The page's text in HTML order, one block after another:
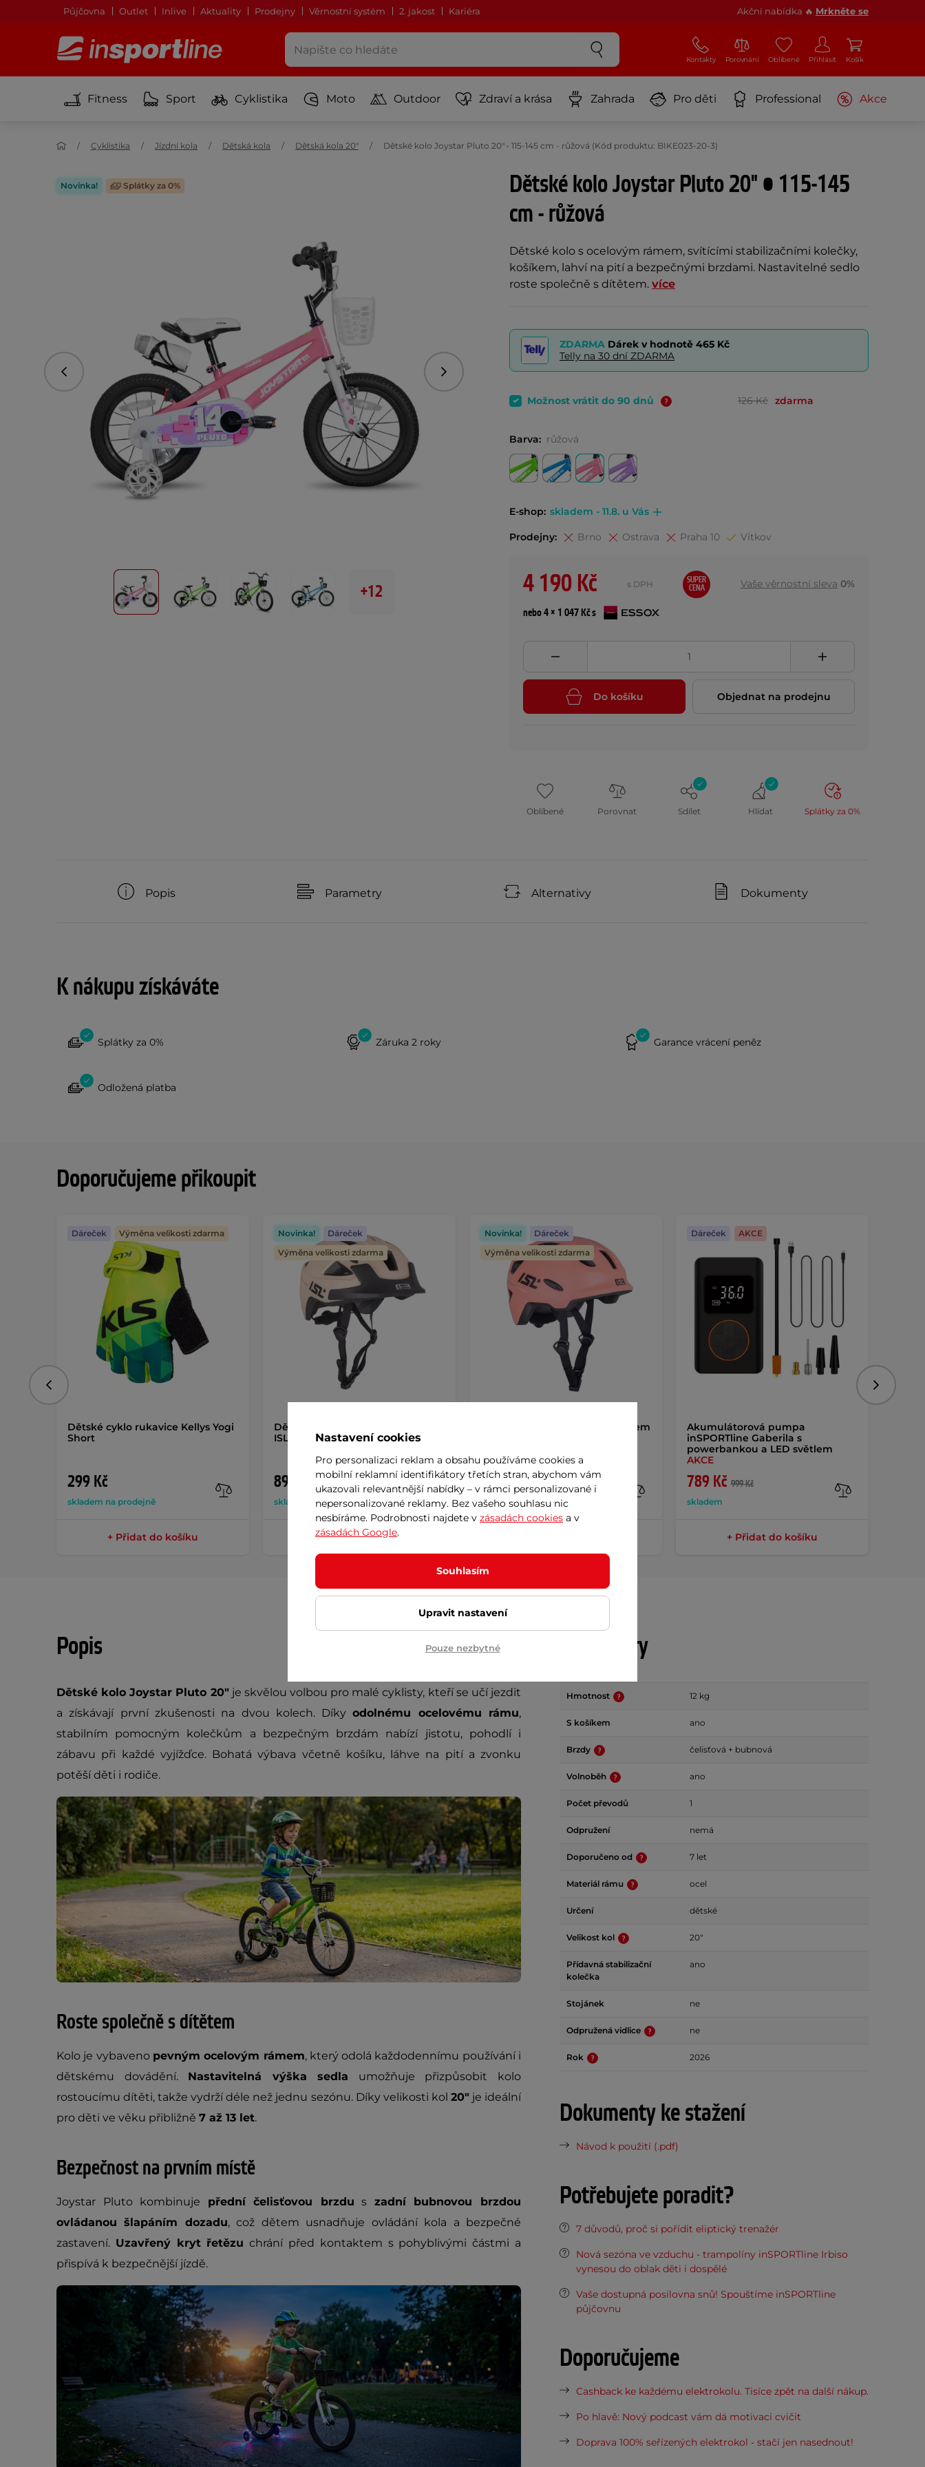
Půjčovna Outlet Inlive Aktuality Prodejny Věrnostní systém 2. jakost Kariéra Akční nabídka 🔥 Mrkněte se
Kontakty Porovnání Oblíbené Přihlásit Košík
Fitness Sport Cyklistika Moto Outdoor Zdraví a krása Zahrada Pro děti Professional Akce
Cyklistika Jízdní kola Dětská kola Dětská kola 20" Dětské kolo Joystar Pluto 20" • 115-145 cm - růžová (Kód produktu: BIKE023-20-3)
Dětské kolo Joystar Pluto 20" • 115-145
cm - růžová
Dětské kolo s ocelovým rámem, svítícími stabilizačními kolečky,
košíkem, lahví na pití a bezpečnými brzdami. Nastavitelné sedlo
roste společně s dítětem. více
Novinka! Splátky za 0%
Předchozí Následující
+12
ZDARMA Dárek v hodnotě 465 Kč
Telly na 30 dní ZDARMA
Možnost vrátit do 90 dnů 126 Kč zdarma
Barva: růžová
E-shop: skladem - 11.8. u Vás
Prodejny: Brno Ostrava Praha 10 Vítkov
4 190 Kč s DPH
SUPER
CENA
Vaše věrnostní sleva 0%
nebo 4 × 1 047 Kč s
Do košíku Objednat na prodejnu
Oblíbené Porovnat Sdílet Hlídat Splátky za 0%
Popis Parametry Alternativy Dokumenty
K nákupu získáváte
Splátky za 0% Záruka 2 roky Garance vrácení peněz
Odložená platba
Doporučujeme přikoupit
Dětské cyklo rukavice Kellys Yogi
Short
299 Kč
skladem na prodejně
Dáreček Výměna velikosti zdarma
+ Přidat do košíku
Dětská cyklo přilba s LED světlem
ISL Lumiro
890 Kč
skladem
Novinka!
Dáreček
Výměna velikosti zdarma
+ Přidat do košíku
Dětská cyklo přilba s LED světlem
849 Kč
skladem
Novinka!
Dáreček
Výměna velikosti zdarma
Akumulátorová pumpa
inSPORTline Gaberila s
powerbankou a LED světlem
AKCE
789 Kč 999 Kč
skladem
Dáreček AKCE
+ Přidat do košíku
Předchozí
Popis
Dětské kolo Joystar Pluto 20" je skvělou volbou pro malé cyklisty, kteří se učí jezdit
a získávají první zkušenosti na dvou kolech. Díkyodolnému ocelovému rámu,
stabilním pomocným kolečkům a bezpečným brzdám nabízí jistotu, pohodlí i
zábavu při každé vyjížďce. Bohatá výbava včetně košíku, láhve na pití a zvonku
potěší děti i rodiče.
Roste společně s dítětem
Kolo je vybaveno pevným ocelovým rámem, který odolá každodennímu používání i
dětskému dovádění. Nastavitelná výška sedla umožňuje přizpůsobit kolo
rostoucímu dítěti, takže vydrží déle než jednu sezónu. Díky velikosti kol 20" je ideální
pro děti ve věku přibližně 7 až 13 let.
Bezpečnost na prvním místě
Joystar Pluto kombinuje přední čelisťovou brzdu s zadní bubnovou brzdou
ovládanou šlapáním dozadu, což dětem usnadňuje ovládání kola a bezpečné
zastavení. Uzavřený kryt řetězu chrání před kontaktem s pohyblivými částmi a
přispívá k bezpečnější jízdě.
Parametry
Hmotnost 12 kg
S košíkem ano
Brzdy čelisťová + bubnová
Volnoběh ano
Počet převodů 1
Odpružení nemá
Doporučeno od 7 let
Materiál rámu ocel
Určení dětské
Velikost kol 20"
Přídavná stabilizační
kolečka
ano
Stojánek ne
Odpružená vidlice ne
Rok 2026
Dokumenty ke stažení
Návod k použití (.pdf)
Potřebujete poradit?
7 důvodů, proč si pořídit eliptický trenažér
Nová sezóna ve vzduchu - trampolíny inSPORTline Irbiso
vynesou do oblak děti i dospělé
Vaše dostupná posilovna snů! Spouštíme inSPORTline
půjčovnu
Doporučujeme
Cashback ke každému elektrokolu. Tisíce zpět na další nákup.
Po hlavě: Nový podcast vám dá motivaci cvičit
Doprava 100% seřízených elektrokol - stačí jen nasednout!
Nastavení cookies
Pro personalizaci reklam a obsahu používáme cookies a
mobilní reklamní identifikátory třetích stran, abychom vám
ukazovali relevantnější nabídky – v rámci personalizované i
nepersonalizované reklamy. Bez vašeho souhlasu nic
nesbíráme. Podrobnosti najdete v zásadách cookies a v
zásadách Google.
Souhlasím
Upravit nastavení
Pouze nezbytné